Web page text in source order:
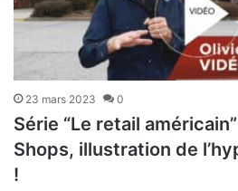
23 mars 2023 0
Série “Le retail
Shops, illustration de
!